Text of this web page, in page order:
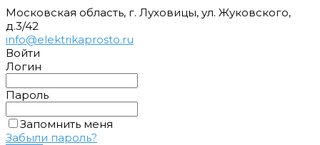
Московская область, г. Луховицы, ул. Жуковского,
д.3/42
info@elektrikaprosto.ru
Войти
Логин
Пароль
Запомнить меня
Забыли пароль?